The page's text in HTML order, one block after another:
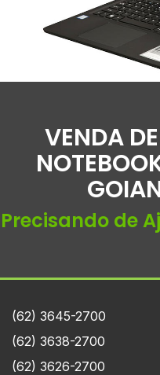
VENDA
Precisando de
(62) 3645-2700
(62) 3638-2700
(62) 3626-2700